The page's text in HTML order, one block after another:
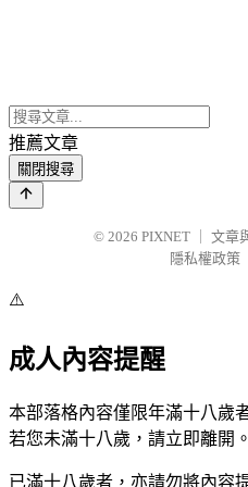
推薦文章
關閉搜尋
© 2026 PIXNET
文章
隱私權政策
⚠️
成人內容提醒
本部落格內容僅限年滿十八歲
若您未滿十八歲，請立即離開。
已滿十八歲者，亦請勿將內容